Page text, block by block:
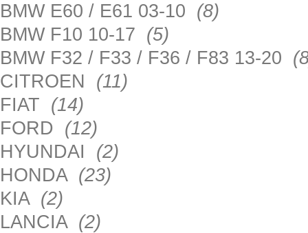
BMW E60 / E61 03-10 (8)
BMW F10 10-17 (5)
BMW F32 / F33 / F36 / F83 13-20
CITROEN (11)
FIAT (14)
FORD (12)
HYUNDAI (2)
HONDA (23)
KIA (2)
LANCIA (2)